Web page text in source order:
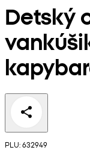
Detský
PLU: 632949